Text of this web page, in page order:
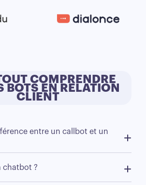
COMPRENDRE
BOTS EN RELATION
CLIENT
entre un callbot et un
chatbot ?